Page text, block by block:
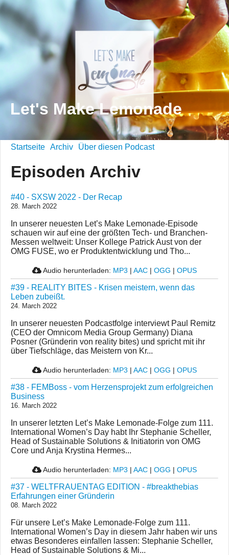
Let's Make Lemonade
Startseite Archiv Über diesen Podcast
Episoden Archiv
#40 - SXSW 2022 - Der Recap
28. March 2022
In unserer neuesten Let’s Make Lemonade-Episode
schauen wir auf eine der größten Tech- und Branchen-
Messen weltweit: Unser Kollege Patrick Aust von der
OMG FUSE, wo er Produktentwicklung und Tho...
Audio herunterladen: MP3 | AAC | OGG | OPUS
#39 - REALITY BITES - Krisen meistern, wenn das
Leben zubeißt.
24. March 2022
In unserer neuesten Podcastfolge interviewt Paul Remitz
(CEO der Omnicom Media Group Germany) Diana
Posner (Gründerin von reality bites) und spricht mit ihr
über Tiefschläge, das Meistern von Kr...
Audio herunterladen: MP3 | AAC | OGG | OPUS
#38 - FEMBoss - vom Herzensprojekt zum erfolgreichen
Business
16. March 2022
In unserer letzten Let’s Make Lemonade-Folge zum 111.
International Women’s Day habt Ihr Stephanie Scheller,
Head of Sustainable Solutions & Initiatorin von OMG
Core und Anja Krystina Hermes...
Audio herunterladen: MP3 | AAC | OGG | OPUS
#37 - WELTFRAUENTAG EDITION - #breakthebias
Erfahrungen einer Gründerin
08. March 2022
Für unsere Let’s Make Lemonade-Folge zum 111.
International Women’s Day in diesem Jahr haben wir uns
etwas Besonderes einfallen lassen: Stephanie Scheller,
Head of Sustainable Solutions & Mi...